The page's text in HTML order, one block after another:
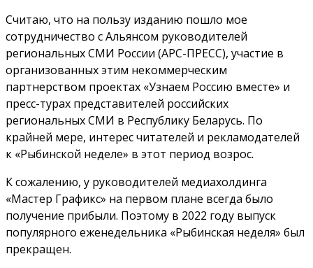
Считаю, что на пользу изданию пошло мое
сотрудничество с Альянсом руководителей
региональных СМИ России (АРС-ПРЕСС), участие в
организованных этим некоммерческим
партнерством проектах «Узнаем Россию вместе» и
пресс-турах представителей российских
региональных СМИ в Республику Беларусь. По
крайней мере, интерес читателей и рекламодателей
к «Рыбинской неделе» в этот период возрос.
К сожалению, у руководителей медиахолдинга
«Мастер Графикс» на первом плане всегда было
получение прибыли. Поэтому в 2022 году выпуск
популярного еженедельника «Рыбинская неделя» был
прекращен.